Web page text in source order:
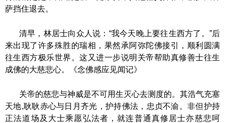
萨挡住退去。
清早，林居士向众人说： “我今天晚上要往生西方了。”后
来出现了许多殊胜的瑞相，果然承阿弥陀佛接引，顺利圆满
往生西方极乐世界。这又进一步说明关帝帮助真修善士往生
成佛的大慈悲心。《念佛感应见闻记》
关帝的慈悲与神威是不可用生灭心去测度的。其浩气充塞
天地,耿耿赤心与日月齐光，护持佛法，忠贞不渝。非但护持
正法道场及大士乘愿弘法者，就连普通真修居士亦慈悲呵